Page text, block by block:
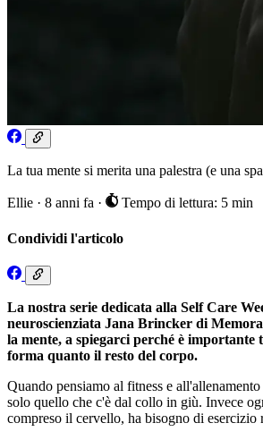
La tua mente si merita una palestra (e una
Ellie · 8 anni fa · Tempo di lettura: 5 min
Condividi l'articolo
La nostra serie dedicata alla Self Care
neuroscienziata Jana Brincker di
la mente, a spiegarci perché è importante
forma quanto il resto del corpo.
Quando pensiamo al fitness e
solo quello che c'è dal collo in giù. Invece
compreso il cervello, ha bisogno di